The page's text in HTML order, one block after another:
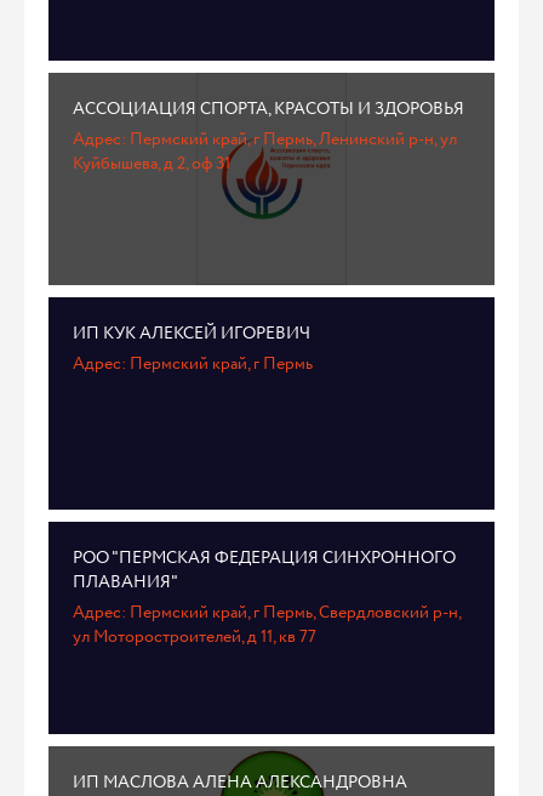
АССОЦИАЦИЯ СПОРТА, КРАСОТЫ И ЗДОРОВЬЯ
Адрес: Пермский край, г Пермь, Ленинский р-н, ул
Куйбышева, д 2, оф 31
ИП КУК АЛЕКСЕЙ ИГОРЕВИЧ
Адрес: Пермский край, г Пермь
РОО "ПЕРМСКАЯ ФЕДЕРАЦИЯ СИНХРОННОГО
ПЛАВАНИЯ"
Адрес: Пермский край, г Пермь, Свердловский р-н,
ул Моторостроителей, д 11, кв 77
ИП МАСЛОВА АЛЕНА АЛЕКСАНДРОВНА